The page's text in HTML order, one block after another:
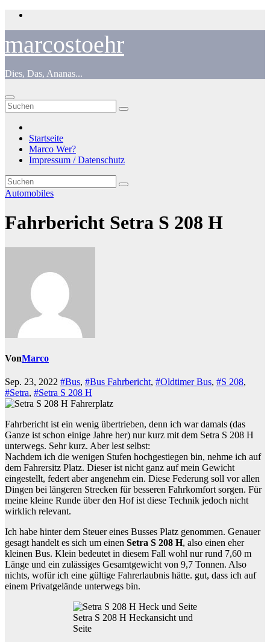
Zum
marcostoehr
Dies, Das, Ananas...
Startseite
Marco Wer?
Impressum / Datenschutz
Automobiles
Fahrbericht Setra S 208 H
VonMarco
Sep. 23, 2022 #Bus, #Bus Fahrbericht, #Oldtimer Bus, #S 208,
#Setra, #Setra S 208 H
Fahrbericht ist ein wenig übertrieben, denn ich war damals (das
Ganze ist schon einige Jahre her) nur kurz mit dem Setra S 208 H
unterwegs. Sehr kurz. Aber lest selbst:
Nachdem ich die wenigen Stufen hochgestiegen bin, nehme ich auf
dem Fahrersitz Platz. Dieser ist nicht ganz auf mein Gewicht
eingestellt, federt aber angenehm ein. Diese Federung soll vor allen
Dingen bei längeren Strecken für besseren Fahrkomfort sorgen. Für
meine kleine Runde über den Hof ist diese Technik jedoch nicht
wirklich relevant.
Ich habe hinter dem Steuer eines Busses Platz genommen. Genauer
gesagt handelt es sich um einen Setra S 208 H, also einen eher
kleinen Bus. Klein bedeutet in diesem Fall wohl nur rund 7,60 m
Länge und ein zulässiges Gesamtgewicht von 9,7 Tonnen. Also
nichts, wofür ich eine gültige Fahrerlaubnis hätte. gut, dass ich auf
einem Privatgelände unterwegs bin.
Setra S 208 H Heckansicht und
Seite